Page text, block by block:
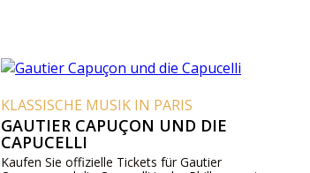
KLASSISCHE MUSIK IN PARIS
GAUTIER CAPUÇON UND DIE
CAPUCELLI
Kaufen Sie offizielle Tickets für Gautier